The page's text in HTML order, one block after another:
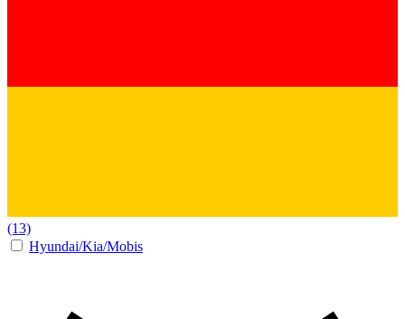
(13)
Hyundai/Kia/Mobis